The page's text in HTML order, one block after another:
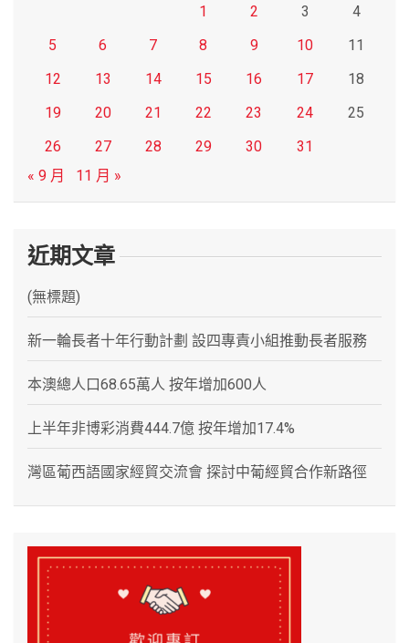
1 2 3
4
5
6 7 8 9 10
11
12
13 14 15 16 17
18
19
20 21 22 23 24
25
26
27 28 29 30
31
« 9 月
11 月 »
近期文章
(無標題)
新一輪長者十年行動計劃 設四專責小組推動長者服務
本澳總人口68.65萬人 按年增加600人
上半年非博彩消費444.7億 按年增加17.4%
灣區葡西語國家經貿交流會 探討中葡經貿合作新路徑